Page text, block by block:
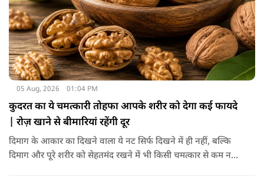
05 Aug, 2026 01:04 PM
कुदरत का ये चमत्कारी तोहफा आपके शरीर को देगा कई फायदे
| रोज़ खाने से बीमारियां रहेंगी दूर
दिमाग के आकार का दिखने वाला ये नट सिर्फ दिखने में ही नहीं, बल्कि
दिमाग और पूरे शरीर को सेहतमंद रखने में भी किसी चमत्कार से कम नहीं